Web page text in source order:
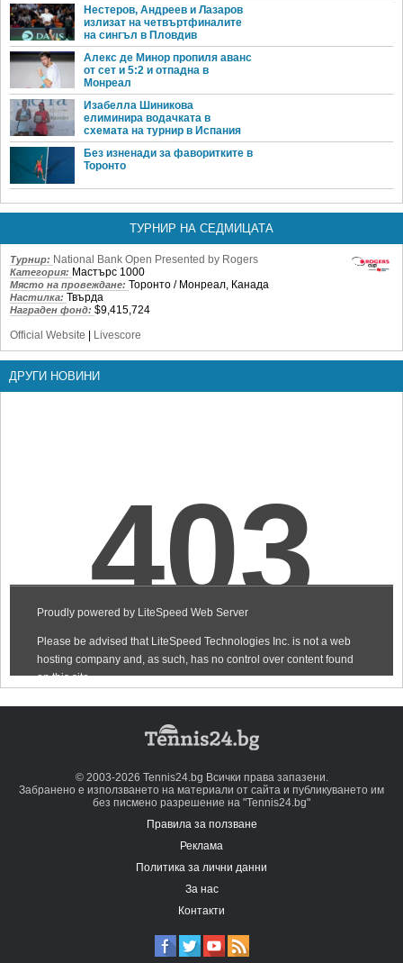
Нестеров, Андреев и Лазаров
излизат на четвъртфиналите
на сингъл в Пловдив
Алекс де Минор пропиля аванс
от сет и 5:2 и отпадна в
Монреал
Изабелла Шиникова
елиминира водачката в
схемата на турнир в Испания
Без изненади за фаворитките в
Торонто
ТУРНИР НА СЕДМИЦАТА
Турнир: National Bank Open Presented by Rogers
Категория: Мастърс 1000
Място на провеждане: Торонто / Монреал, Канада
Настилка: Твърда
Награден фонд: $9,415,724
Official Website | Livescore
ДРУГИ НОВИНИ
© 2003-2026 Tennis24.bg Всички права запазени.
Забранено е използването на материали от сайта и публикуването им
без писмено разрешение на "Tennis24.bg"
Правила за ползване
Реклама
Политика за лични данни
За нас
Контакти